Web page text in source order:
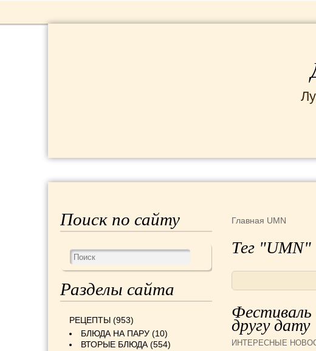
Главная UMN
Тег "UMN"
Фестиваль
другу дату
ИНТЕРЕСНЫЕ
Поиск по сайту
Разделы сайта
РЕЦЕПТЫ (953)
БЛЮДА НА ПАРУ (10)
ВТОРЫЕ БЛЮДА (554)